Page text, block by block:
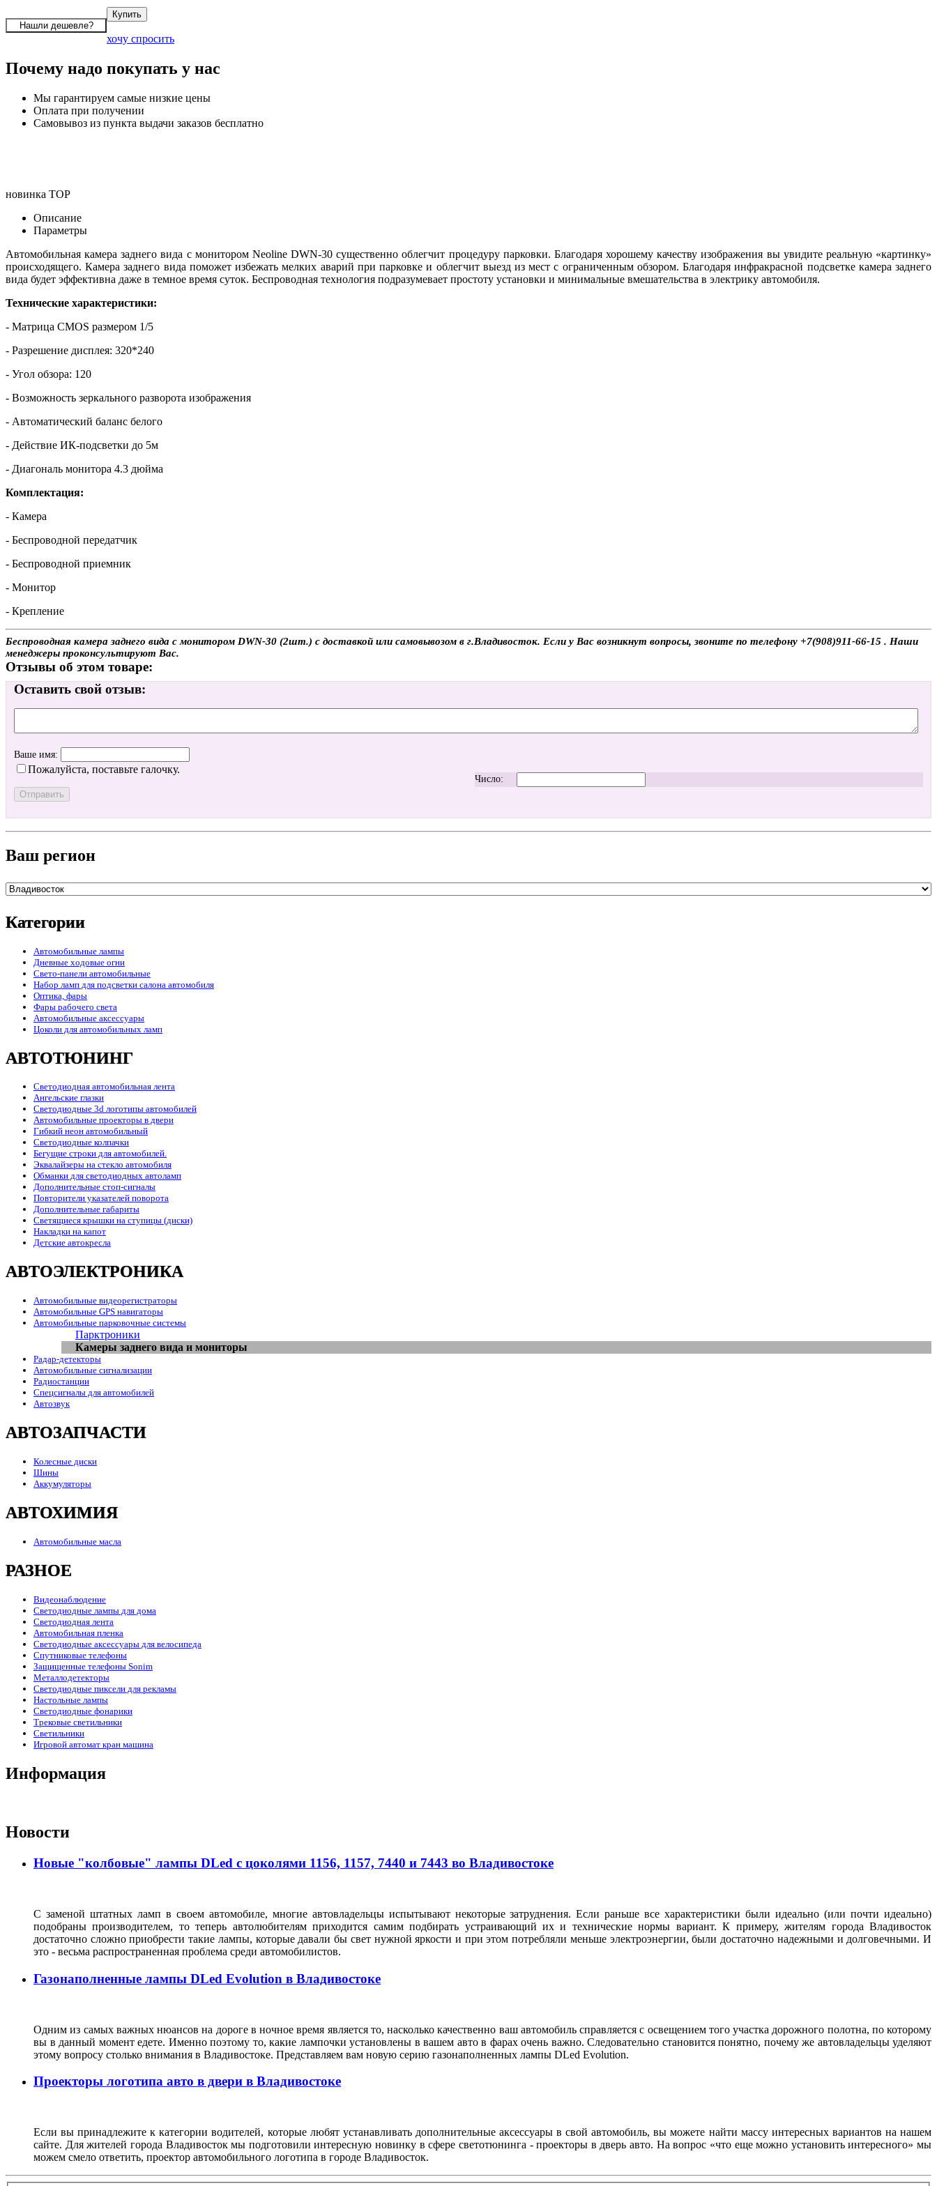
хочу спросить
Почему надо покупать у нас
Мы гарантируем самые низкие цены
Оплата при получении
Самовывоз из пункта выдачи заказов бесплатно
новинка TOP
Описание
Параметры
Автомобильная камера заднего вида с монитором Neoline DWN-30 существенно облегчит процедуру парковки. Благодаря хорошему качеству изображения вы увидите реальную «картинку»
происходящего. Камера заднего вида поможет избежать мелких аварий при парковке и облегчит выезд из мест с ограниченным обзором. Благодаря инфракрасной подсветке камера заднего
вида будет эффективна даже в темное время суток. Беспроводная технология подразумевает простоту установки и минимальные вмешательства в электрику автомобиля.
Технические характеристики:
- Матрица CMOS размером 1/5
- Разрешение дисплея: 320*240
- Угол обзора: 120
- Возможность зеркального разворота изображения
- Автоматический баланс белого
- Действие ИК-подсветки до 5м
- Диагональ монитора 4.3 дюйма
Комплектация:
- Камера
- Беспроводной передатчик
- Беспроводной приемник
- Монитор
- Крепление
Беспроводная камера заднего вида с монитором DWN-30 (2шт.) с доставкой или самовывозом в г.Владивосток. Если у Вас возникнут вопросы, звоните по телефону +7(908)911-66-15 . Наши
менеджеры проконсультируют Вас.
Отзывы об этом товаре:
Оставить свой отзыв:
Ваше имя:
Пожалуйста, поставьте галочку.
Число:
Ваш регион
Категории
Автомобильные лампы
Дневные ходовые огни
Свето-панели автомобильные
Набор ламп для подсветки салона автомобиля
Оптика, фары
Фары рабочего света
Автомобильные аксессуары
Цоколи для автомобильных ламп
АВТОТЮНИНГ
Светодиодная автомобильная лента
Ангельские глазки
Светодиодные 3d логотипы автомобилей
Автомобильные проекторы в двери
Гибкий неон автомобильный
Светодиодные колпачки
Бегущие строки для автомобилей.
Эквалайзеры на стекло автомобиля
Обманки для светодиодных автоламп
Дополнительные стоп-сигналы
Повторители указателей поворота
Дополнительные габариты
Светящиеся крышки на ступицы (диски)
Накладки на капот
Детские автокресла
АВТОЭЛЕКТРОНИКА
Автомобильные видеорегистраторы
Автомобильные GPS навигаторы
Автомобильные парковочные системы
Парктроники
Камеры заднего вида и мониторы
Радар-детекторы
Автомобильные сигнализации
Радиостанции
Спецсигналы для автомобилей
Автозвук
АВТОЗАПЧАСТИ
Колесные диски
Шины
Аккумуляторы
АВТОХИМИЯ
Автомобильные масла
РАЗНОЕ
Видеонаблюдение
Светодиодные лампы для дома
Светодиодная лента
Автомобильная пленка
Светодиодные аксессуары для велосипеда
Спутниковые телефоны
Защищенные телефоны Sonim
Металлодетекторы
Светодиодные пиксели для рекламы
Настольные лампы
Светодиодные фонарики
Трековые светильники
Светильники
Игровой автомат кран машина
Информация
Новости
Новые "колбовые" лампы DLed с цоколями 1156, 1157, 7440 и 7443 во Владивостоке
С заменой штатных ламп в своем автомобиле, многие автовладельцы испытывают некоторые затруднения. Если раньше все характеристики были идеально (или почти идеально)
подобраны производителем, то теперь автолюбителям приходится самим подбирать устраивающий их и технические нормы вариант. К примеру, жителям города Владивосток
достаточно сложно приобрести такие лампы, которые давали бы свет нужной яркости и при этом потребляли меньше электроэнергии, были достаточно надежными и долговечными. И
это - весьма распространенная проблема среди автомобилистов.
Газонаполненные лампы DLed Evolution в Владивостоке
Одним из самых важных нюансов на дороге в ночное время является то, насколько качественно ваш автомобиль справляется с освещением того участка дорожного полотна, по которому
вы в данный момент едете. Именно поэтому то, какие лампочки установлены в вашем авто в фарах очень важно. Следовательно становится понятно, почему же автовладельцы уделяют
этому вопросу столько внимания в Владивостоке. Представляем вам новую серию газонаполненных лампы DLed Evolution.
Проекторы логотипа авто в двери в Владивостоке
Если вы принадлежите к категории водителей, которые любят устанавливать дополнительные аксессуары в свой автомобиль, вы можете найти массу интересных вариантов на нашем
сайте. Для жителей города Владивосток мы подготовили интересную новинку в сфере светотюнинга - проекторы в дверь авто. На вопрос «что еще можно установить интересного» мы
можем смело ответить, проектор автомобильного логотипа в городе Владивосток.